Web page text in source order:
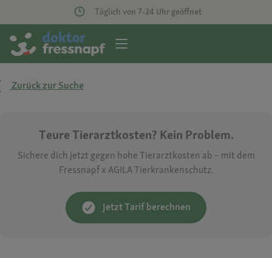
Täglich von 7-24 Uhr geöffnet
Zurück zur Suche
Teure Tierarztkosten? Kein Problem.
Sichere dich jetzt gegen hohe Tierarztkosten ab – mit dem
Fressnapf x AGILA Tierkrankenschutz.
Jetzt Tarif berechnen